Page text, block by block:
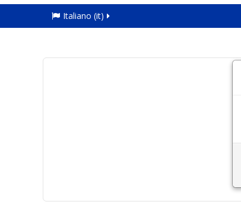
Italiano ‎(it)‎